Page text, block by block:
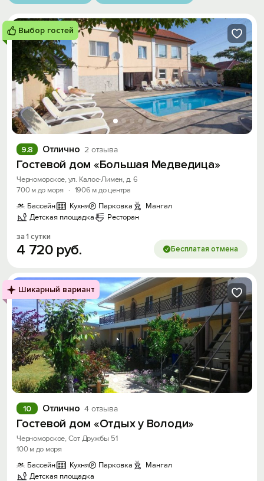
Выбор гостей
Отлично 2 отзыва
9.8
Гостевой дом «Большая Медведица»
Черноморское, ул. Калос-Лимен, д. 6
700 м до моря
· 1906 м до центра
Бассейн
Кухня Парковка
Мангал
Детская площадка
Ресторан
за 1 сутки
4 720 руб. Бесплатая отмена
Шикарный вариант
Отлично 4 отзыва
10
Гостевой дом «Отдых у Володи»
Черноморское, Сот Дружбы 51
100 м до моря
Бассейн
Кухня Парковка
Мангал
Детская площадка